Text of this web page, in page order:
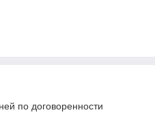
по договоренности